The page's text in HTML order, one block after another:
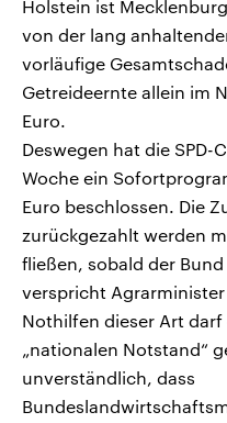
Holstein ist
von der lang
vorläufige
Getreideernte allein im
Euro.
Deswegen hat die SPD-
Woche ein
Euro beschlossen. Die
zurückgezahlt werden
fließen, sobald der
verspricht Agrarminister
Nothilfen dieser Art
„nationalen Notstand“
unverständlich, dass